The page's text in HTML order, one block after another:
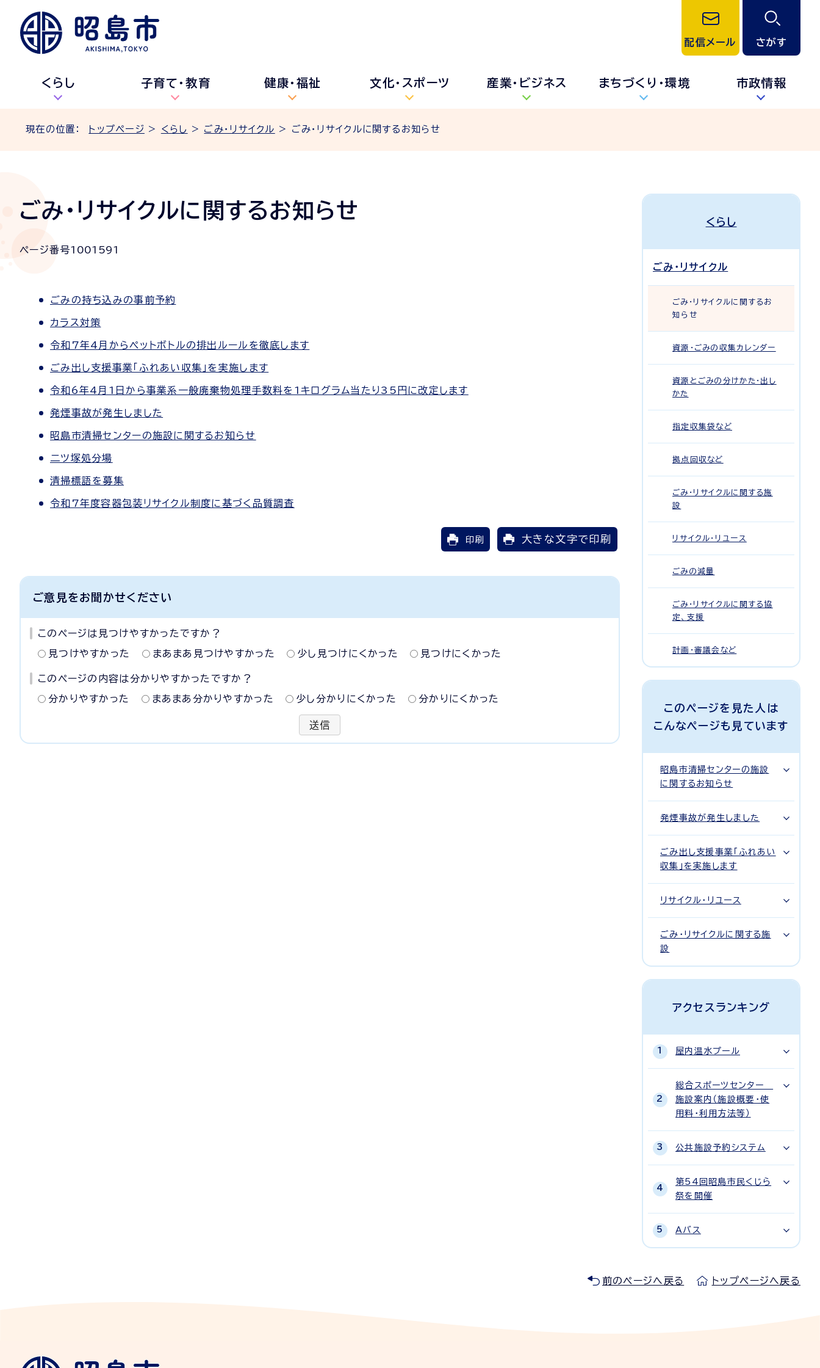
配信メール さがす
くらし 子育て・教育 健康・福祉 文化・スポーツ 産業・ビジネス まちづくり・環境 市政情報
現在の位置： トップページ > くらし > ごみ・リサイクル > ごみ・リサイクルに関するお知らせ
ごみ・リサイクルに関するお知らせ
ページ番号1001591
ごみの持ち込みの事前予約
カラス対策
令和7年4月からペットボトルの排出ルールを徹底します
ごみ出し支援事業「ふれあい収集」を実施します
令和6年4月1日から事業系一般廃棄物処理手数料を1キログラム当たり35円に改定します
発煙事故が発生しました
昭島市清掃センターの施設に関するお知らせ
二ツ塚処分場
清掃標語を募集
令和7年度容器包装リサイクル制度に基づく品質調査
印刷 大きな文字で印刷
ご意見をお聞かせください
このページは見つけやすかったですか？
見つけやすかった まあまあ見つけやすかった 少し見つけにくかった 見つけにくかった
このページの内容は分かりやすかったですか？
分かりやすかった まあまあ分かりやすかった 少し分かりにくかった 分かりにくかった
送信
くらし
ごみ・リサイクル
ごみ・リサイクルに関するお
知らせ
資源・ごみの収集カレンダー
資源とごみの分けかた・出し
かた
指定収集袋など
拠点回収など
ごみ・リサイクルに関する施
設
リサイクル・リユース
ごみの減量
ごみ・リサイクルに関する協
定、支援
計画・審議会など
このページを見た人は
こんなページも見ています
昭島市清掃センターの施設
に関するお知らせ
発煙事故が発生しました
ごみ出し支援事業「ふれあい
収集」を実施します
リサイクル・リユース
ごみ・リサイクルに関する施
設
アクセスランキング
屋内温水プール
総合スポーツセンター
施設案内（施設概要・使
用料・利用方法等）
公共施設予約システム
第54回昭島市民くじら
祭を開催
Aバス
前のページへ戻る トップページへ戻る